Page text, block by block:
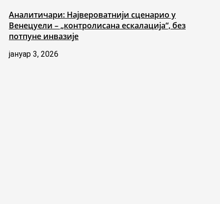
Аналитичари: Највероватнији сценарио у
Венецуели – „контролисана ескалација“, без
потпуне инвазије
јануар 3, 2026